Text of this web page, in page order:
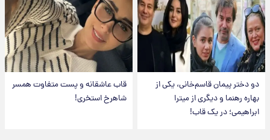
دو دختر پیمان قاسم‌خانی، یکی از
بهاره رهنما و دیگری از میترا
ابراهیمی؛ در یک قاب!
قاب عاشقانه و پست متفاوت همسر
شاهرخ استخری!